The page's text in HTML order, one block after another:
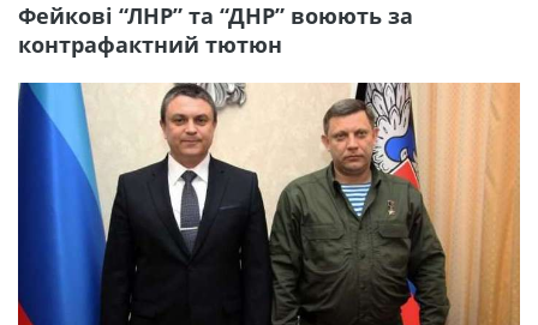
Фейкові “ЛНР” та “ДНР” воюють за
контрафактний тютюн